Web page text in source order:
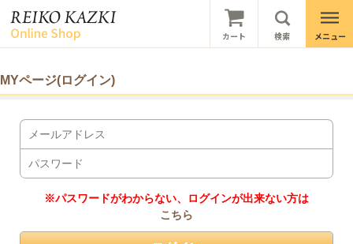
MYページ(ログイン)
※パスワードがわからない、ログインが出来ない方は
こちら